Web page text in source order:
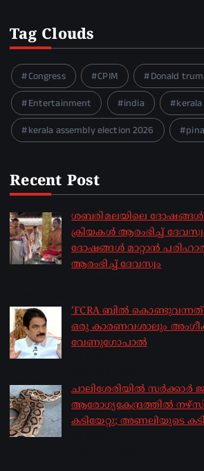
Tag Clouds
Congress CPIM
Donald
Entertainment
india
kerala
kerala assembly election 2026
Recent Post
ശബരിമലയിലെ ദോഷങ്ങൾ
ക്രിയകൾ ആരംഭിച്ച്
ദോഷങ്ങൾ മാറ്റാൻ
ആരംഭിച്ച് ദേവസ്വം
‘FCRA ബിൽ കൊണ്ടുവന്നത്
ഒരു കാരണവശാലും
വേണു​ഗോപാൽ
ചാലിശേരിയില്‍ സര്‍ക്കാര്‍
ആരോഗ്യകേന്ദ്രത്തില്‍
കടിയേറ്റു; അണലിയുടെ